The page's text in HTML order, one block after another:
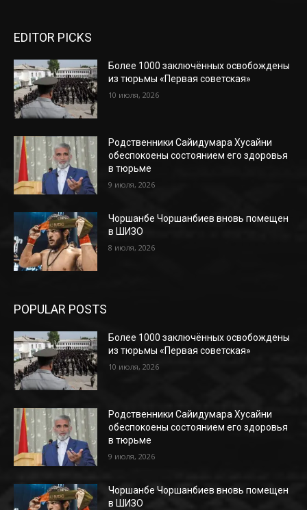
EDITOR PICKS
Более 1000 заключённых освобождены
из тюрьмы «Первая советская»
10 июля, 2026
Родственники Сайидумара Хусайни
обеспокоены состоянием его здоровья
в тюрьме
9 июля, 2026
Чоршанбе Чоршанбиев вновь помещен
в ШИЗО
8 июля, 2026
POPULAR POSTS
Более 1000 заключённых освобождены
из тюрьмы «Первая советская»
10 июля, 2026
Родственники Сайидумара Хусайни
обеспокоены состоянием его здоровья
в тюрьме
9 июля, 2026
Чоршанбе Чоршанбиев вновь помещен
в ШИЗО